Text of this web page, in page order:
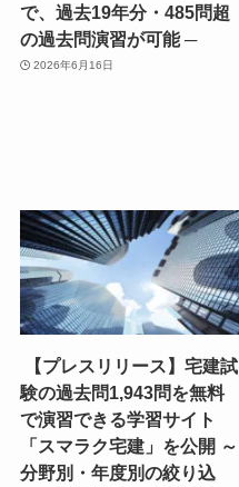
で、過去19年分・485問超
の過去問演習が可能 ─
2026年6月16日
【プレスリリース】宅建試
験の過去問1,943問を無料
で演習できる学習サイト
「スマラク宅建」を公開 ～
分野別・年度別の絞り込